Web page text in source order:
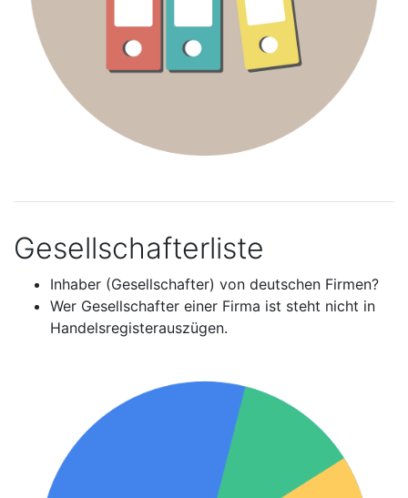
Gesellschafterliste
Inhaber (Gesellschafter) von deutschen Firmen?
Wer Gesellschafter einer Firma ist steht nicht in
Handelsregisterauszügen.